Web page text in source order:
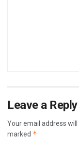
Leave a Reply
Your email address will
marked *